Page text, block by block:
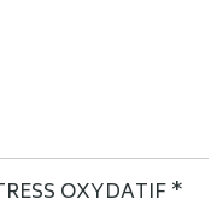
OXYDATIF *